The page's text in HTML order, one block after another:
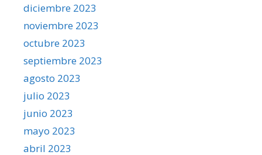
diciembre 2023
noviembre 2023
octubre 2023
septiembre 2023
agosto 2023
julio 2023
junio 2023
mayo 2023
abril 2023